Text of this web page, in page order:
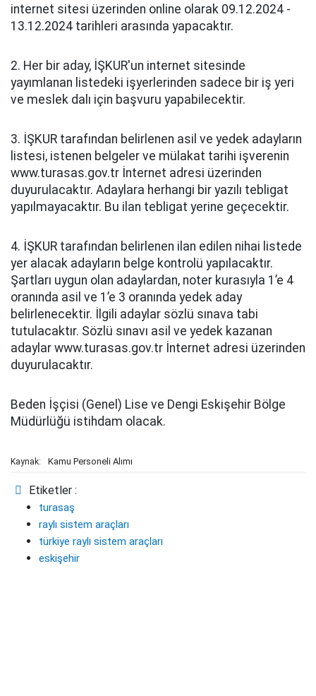
internet sitesi üzerinden online olarak 09.12.2024 -
13.12.2024 tarihleri arasında yapacaktır.
2. Her bir aday, İŞKUR'un internet sitesinde
yayımlanan listedeki işyerlerinden sadece bir iş yeri
ve meslek dalı için başvuru yapabilecektir.
3. İŞKUR tarafından belirlenen asil ve yedek adayların
listesi, istenen belgeler ve mülakat tarihi işverenin
www.turasas.gov.tr İnternet adresi üzerinden
duyurulacaktır. Adaylara herhangi bir yazılı tebligat
yapılmayacaktır. Bu ilan tebligat yerine geçecektir.
4. İŞKUR tarafından belirlenen ilan edilen nihai listede
yer alacak adayların belge kontrolü yapılacaktır.
Şartları uygun olan adaylardan, noter kurasıyla 1’e 4
oranında asil ve 1’e 3 oranında yedek aday
belirlenecektir. İlgili adaylar sözlü sınava tabi
tutulacaktır. Sözlü sınavı asil ve yedek kazanan
adaylar www.turasas.gov.tr İnternet adresi üzerinden
duyurulacaktır.
Beden İşçisi (Genel) Lise ve Dengi Eskişehir Bölge
Müdürlüğü istihdam olacak.
Kaynak: Kamu Personeli Alımı
Etiketler :
turasaş
raylı sistem araçları
türkiye raylı sistem araçları
eskişehir